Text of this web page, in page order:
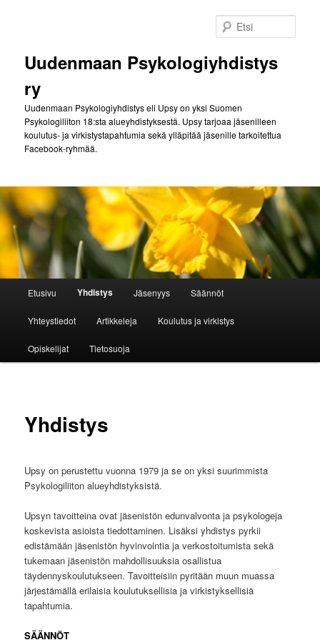
Uudenmaan Psykologiyhdistys
ry
Uudenmaan Psykologiyhdistys eli Upsy on yksi Suomen
Psykologiliiton 18:sta alueyhdistyksestä. Upsy tarjoaa jäsenilleen
koulutus- ja virkistystapahtumia sekä ylläpitää jäsenille tarkoitettua
Facebook-ryhmää.
Etusivu Yhdistys Jäsenyys Säännöt
Yhteystiedot Artikkeleja Koulutus ja virkistys
Opiskelijat Tietosuoja
Yhdistys
Upsy on perustettu vuonna 1979 ja se on yksi suurimmista
Psykologiliiton alueyhdistyksistä.
Upsyn tavoitteina ovat jäsenistön edunvalvonta ja psykologeja
koskevista asioista tiedottaminen. Lisäksi yhdistys pyrkii
edistämään jäsenistön hyvinvointia ja verkostoitumista sekä
tukemaan jäsenistön mahdollisuuksia osallistua
täydennyskoulutukseen. Tavoitteisiin pyritään muun muassa
järjestämällä erilaisia koulutuksellisia ja virkistyksellisiä
tapahtumia.
SÄÄNNÖT